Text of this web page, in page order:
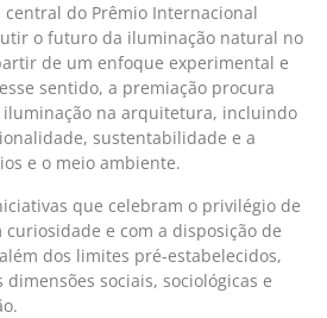
central do Prêmio Internacional
o futuro da iluminação natural no
de um enfoque experimental e
sentido, a premiação procura
na arquitetura, incluindo
sustentabilidade e a
e o meio ambiente.
que celebram o privilégio de
curiosidade e com a disposição de
dos limites pré-estabelecidos,
sociais, sociológicas e